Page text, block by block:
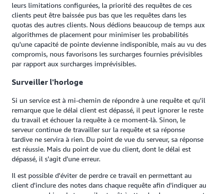
leurs limitations configurées, la priorité des requêtes de ces
clients peut être baissée pus bas que les requêtes dans les
quotas des autres clients. Nous dédions beaucoup de temps aux
algorithmes de placement pour minimiser les probabilités
qu'une capacité de pointe devienne indisponible, mais au vu des
compromis, nous favorisons les surcharges fournies prévisibles
par rapport aux surcharges imprévisibles.
Surveiller l'horloge
Si un service est à mi-chemin de répondre à une requête et qu'il
remarque que le délai client est dépassé, il peut ignorer le reste
du travail et échouer la requête à ce moment-là. Sinon, le
serveur continue de travailler sur la requête et sa réponse
tardive ne servira à rien. Du point de vue du serveur, sa réponse
est réussie. Mais du point de vue du client, dont le délai est
dépassé, il s'agit d'une erreur.
Il est possible d'éviter de perdre ce travail en permettant au
client d'inclure des notes dans chaque requête afin d'indiquer au